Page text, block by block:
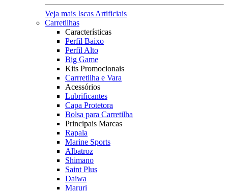
Veja mais Iscas Artificiais
Carretilhas
Características
Perfil Baixo
Perfil Alto
Big Game
Kits Promocionais
Carrretilha e Vara
Acessórios
Lubrificantes
Capa Protetora
Bolsa para Carretilha
Principais Marcas
Rapala
Marine Sports
Albatroz
Shimano
Saint Plus
Daiwa
Maruri